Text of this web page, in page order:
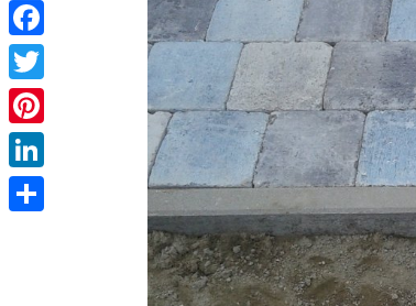
Facebook
Twitter
Pinterest
LinkedIn